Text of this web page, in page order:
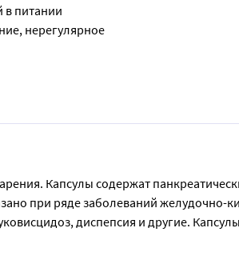
в питании
нерегулярное
Капсулы содержат
при ряде заболеваний желудочно-
диспепсия и другие.
от состояния пациента и степени